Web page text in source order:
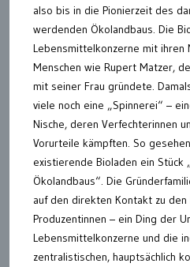
also bis in die Pionierzeit des
werdenden Ökolandbaus. Die
Lebensmittelkonzerne mit ihren
Menschen wie Rupert Matzer,
mit seiner Frau gründete.
viele noch eine „Spinnerei“ –
Nische, deren Verfechterinnen
Vorurteile kämpften. So
existierende Bioladen ein Stück
Ökolandbaus“. Die
auf den direkten Kontakt zu den
Produzentinnen – ein Ding der
Lebensmittelkonzerne und die
zentralistischen, hauptsächlich